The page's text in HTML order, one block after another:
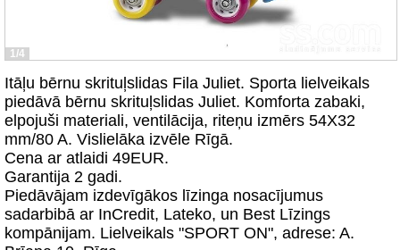
1/4
Itāļu bērnu skrituļslidas Fila Juliet. Sporta lielveikals
piedāvā bērnu skrituļslidas Juliet. Komforta zabaki,
elpojuši materiali, ventilācija, riteņu izmērs 54X32
mm/80 A. Vislielāka izvēle Rīgā.
Cena ar atlaidi 49EUR.
Garantija 2 gadi.
Piedāvājam izdevīgākos līzinga nosacījumus
sadarbibā ar InCredit, Lateko, un Best Līzings
kompānijam. Lielveikals "SPORT ON", adrese: A.